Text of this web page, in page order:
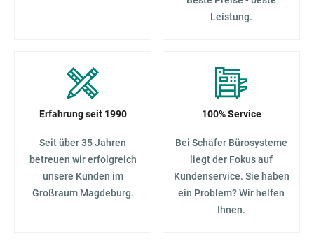
Leistung.
Erfahrung seit 1990
Seit über 35 Jahren
betreuen wir erfolgreich
unsere Kunden im
Großraum Magdeburg.
100% Service
Bei Schäfer Bürosysteme
liegt der Fokus auf
Kundenservice. Sie haben
ein Problem? Wir helfen
Ihnen.